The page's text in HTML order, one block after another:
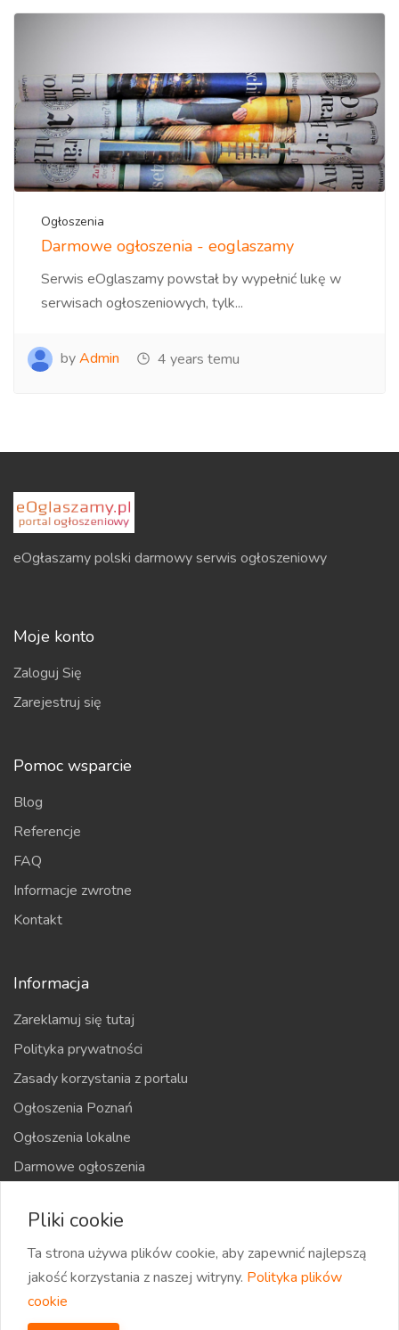
Ogłoszenia
Darmowe ogłoszenia - eoglaszamy
Serwis eOglaszamy powstał by wypełnić lukę w
serwisach ogłoszeniowych, tylk...
byAdmin 4 years temu
eOgłaszamy polski darmowy serwis ogłoszeniowy
Moje konto
Zaloguj Się
Zarejestruj się
Pomoc wsparcie
Blog
Referencje
FAQ
Informacje zwrotne
Kontakt
Informacja
Zareklamuj się tutaj
Polityka prywatności
Zasady korzystania z portalu
Ogłoszenia Poznań
Ogłoszenia lokalne
Darmowe ogłoszenia
Mapa strony
2026 eOglaszamy | Wszystkie prawa zastrzeżone
Pliki cookie
Ta strona używa plików cookie, aby zapewnić najlepszą
jakość korzystania z naszej witryny. Polityka plików
cookie